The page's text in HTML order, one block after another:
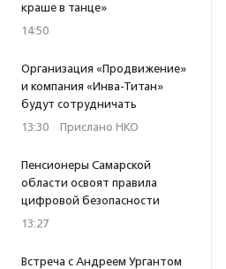
краше в танце»
14:50
Организация «Продвижение»
и компания «Инва-Титан»
будут сотрудничать
13:30 · Прислано НКО
Пенсионеры Самарской
области освоят правила
цифровой безопасности
13:27
Встреча с Андреем Ургантом